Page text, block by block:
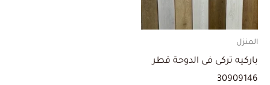
المنزل
باركيه تركى فى الدوحة قطر
30909146